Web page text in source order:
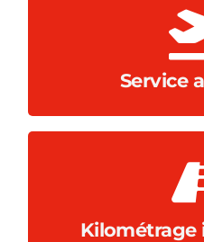
Service
Prise en charge et
aux aéroports de
Kilométrage
frais